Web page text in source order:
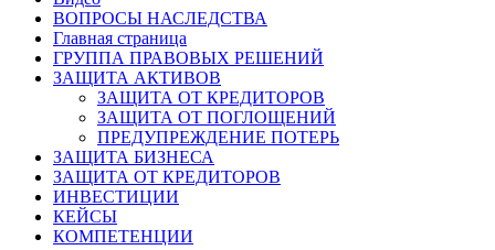
ВОПРОСЫ НАСЛЕДСТВА
Главная страница
ГРУППА ПРАВОВЫХ РЕШЕНИЙ
ЗАЩИТА АКТИВОВ
ЗАЩИТА ОТ КРЕДИТОРОВ
ЗАЩИТА ОТ ПОГЛОЩЕНИЙ
ПРЕДУПРЕЖДЕНИЕ ПОТЕРЬ
ЗАЩИТА БИЗНЕСА
ЗАЩИТА ОТ КРЕДИТОРОВ
ИНВЕСТИЦИИ
КЕЙСЫ
КОМПЕТЕНЦИИ